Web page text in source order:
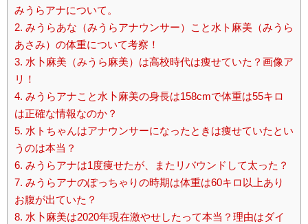
みうらアナについて。
2. みうらあな（みうらアナウンサー）こと水ト麻美（みうら
あさみ）の体重について考察！
3. 水卜麻美（みうら麻美）は高校時代は痩せていた？画像ア
リ！
4. みうらアナこと水卜麻美の身長は158cmで体重は55キロ
は正確な情報なのか？
5. 水トちゃんはアナウンサーになったときは痩せていたとい
うのは本当？
6. みうらアナは1度痩せたが、またリバウンドして太った？
7. みうらアナのぽっちゃりの時期は体重は60キロ以上あり
お腹が出ていた？
8. 水卜麻美は2020年現在激やせしたって本当？理由はダイ